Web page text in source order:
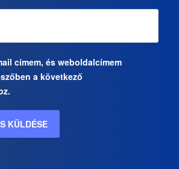
címem, és weboldalcímem
a következő